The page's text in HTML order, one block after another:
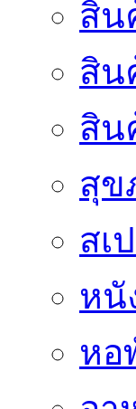
สิน
สิน
สิน
สุข
สเ
หนั
หอ